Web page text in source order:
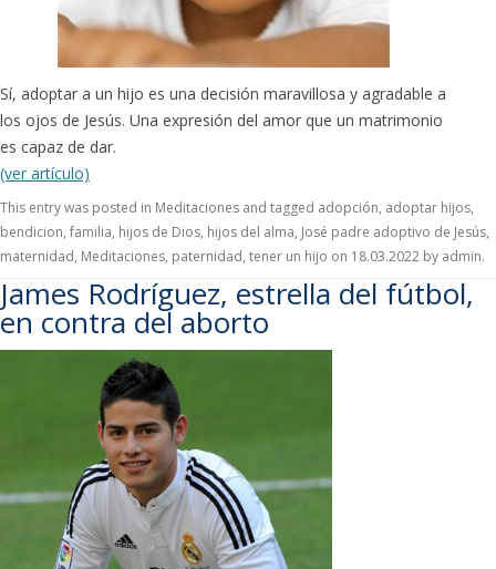
Sí, adoptar a un hijo es una decisión maravillosa y agradable a
los ojos de Jesús. Una expresión del amor que un matrimonio
es capaz de dar.
(ver artículo)
This entry was posted in Meditaciones and tagged adopción, adoptar hijos,
bendicion, familia, hijos de Dios, hijos del alma, José padre adoptivo de Jesús,
maternidad, Meditaciones, paternidad, tener un hijo on 18.03.2022 by admin.
James Rodríguez, estrella del fútbol,
en contra del aborto